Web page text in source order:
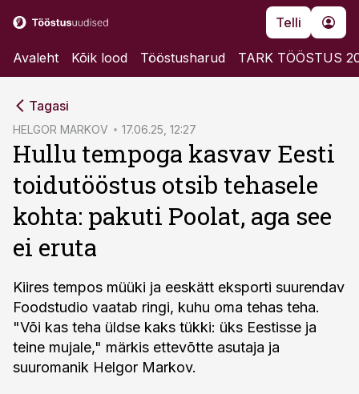
Telli
Avaleht Kõik lood Tööstusharud TARK TÖÖSTUS
Tagasi
HELGOR MARKOV 17.06.25, 12:27
Hullu tempoga kasvav Eesti
toidutööstus otsib tehasele
kohta: pakuti Poolat, aga see
ei eruta
Kiires tempos müüki ja eeskätt eksporti suurendav
Foodstudio vaatab ringi, kuhu oma tehas teha.
"Või kas teha üldse kaks tükki: üks Eestisse ja
teine mujale," märkis ettevõtte asutaja ja
suuromanik Helgor Markov.